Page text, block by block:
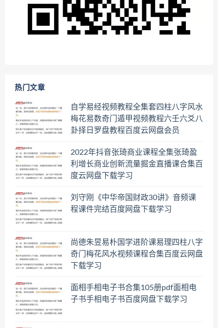
热门文章
自学易经视频教程全集套四柱八字风水
梅花易数奇门遁甲视频教程六壬六爻八
卦择日罗盘教程百度云网盘会员
2022年抖音张琦商业课程全集张琦盈
利增长商业创新流量掘金直播课合集百
度云网盘下载学习
刘守刚《中华帝国财政30讲》音频课
程课件完结百度网盘下载学习
尚德朱昱易朴国学进阶课易理四柱八字
奇门梅花风水视频课程合集百度云网盘
下载学习
面相手相电子书合集105册pdf面相电
子书手相电子书百度网盘下载学习